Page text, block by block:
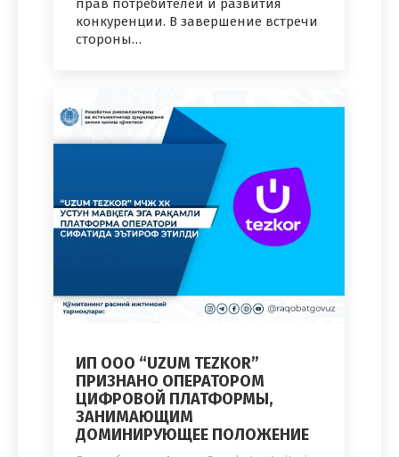
прав потребителей и развития
конкуренции. В завершение встречи
стороны…
ИП ООО “UZUM TEZKOR”
ПРИЗНАНО ОПЕРАТОРОМ
ЦИФРОВОЙ ПЛАТФОРМЫ,
ЗАНИМАЮЩИМ
ДОМИНИРУЮЩЕЕ ПОЛОЖЕНИЕ